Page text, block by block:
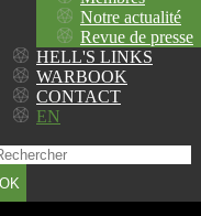
Notre actualité
Revue de presse
HELL'S LINKS
WARBOOK
CONTACT
EN
OK